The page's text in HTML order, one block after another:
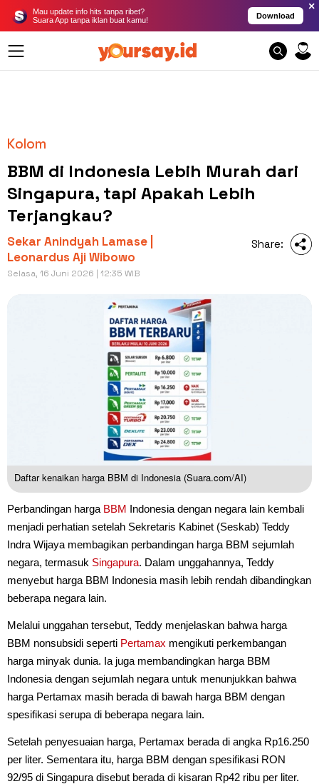
Mau update info hits tanpa ribet?
Suara App tanpa iklan buat kamu!
Download
×
Kolom
BBM di Indonesia Lebih Murah dari
Singapura, tapi Apakah Lebih
Terjangkau?
Sekar Anindyah Lamase |
Leonardus Aji Wibowo
Selasa, 16 Juni 2026 | 12:35 WIB
Share:
Daftar kenaikan harga BBM di Indonesia (Suara.com/AI)
Perbandingan harga BBM Indonesia dengan negara lain kembali
menjadi perhatian setelah Sekretaris Kabinet (Seskab) Teddy
Indra Wijaya membagikan perbandingan harga BBM sejumlah
negara, termasuk Singapura. Dalam unggahannya, Teddy
menyebut harga BBM Indonesia masih lebih rendah dibandingkan
beberapa negara lain.
Melalui unggahan tersebut, Teddy menjelaskan bahwa harga
BBM nonsubsidi seperti Pertamax mengikuti perkembangan
harga minyak dunia. Ia juga membandingkan harga BBM
Indonesia dengan sejumlah negara untuk menunjukkan bahwa
harga Pertamax masih berada di bawah harga BBM dengan
spesifikasi serupa di beberapa negara lain.
Setelah penyesuaian harga, Pertamax berada di angka Rp16.250
per liter. Sementara itu, harga BBM dengan spesifikasi RON
92/95 di Singapura disebut berada di kisaran Rp42 ribu per liter.